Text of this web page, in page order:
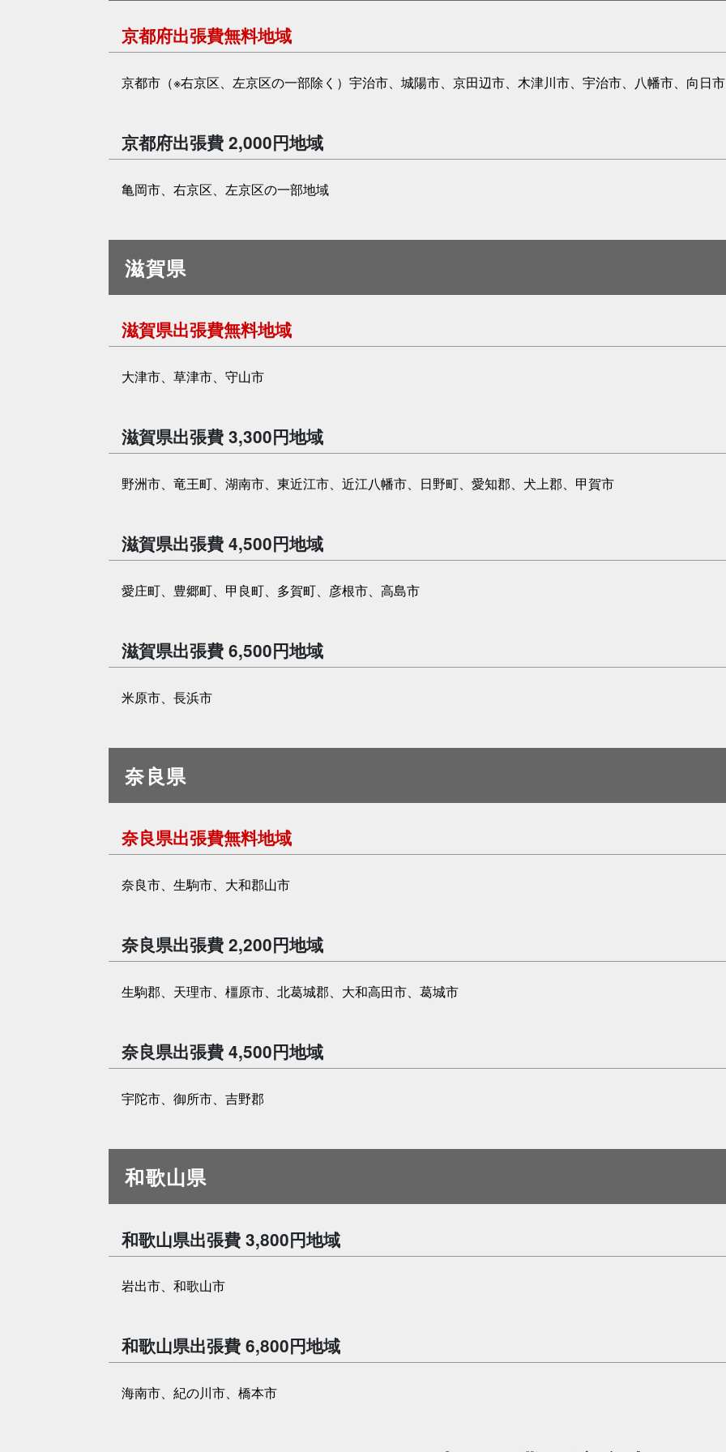
京都府出張費無料地域
京都市（※右京区、左京区の一部除く）宇治市、城陽市、京田辺市、木津川市、宇治市、八幡市、向日市
京都府出張費 2,000円地域
亀岡市、右京区、左京区の一部地域
滋賀県
滋賀県出張費無料地域
大津市、草津市、守山市
滋賀県出張費 3,300円地域
野洲市、竜王町、湖南市、東近江市、近江八幡市、日野町、愛知郡、犬上郡、甲賀市
滋賀県出張費 4,500円地域
愛庄町、豊郷町、甲良町、多賀町、彦根市、高島市
滋賀県出張費 6,500円地域
米原市、長浜市
奈良県
奈良県出張費無料地域
奈良市、生駒市、大和郡山市
奈良県出張費 2,200円地域
生駒郡、天理市、橿原市、北葛城郡、大和高田市、葛城市
奈良県出張費 4,500円地域
宇陀市、御所市、吉野郡
和歌山県
和歌山県出張費 3,800円地域
岩出市、和歌山市
和歌山県出張費 6,800円地域
海南市、紀の川市、橋本市